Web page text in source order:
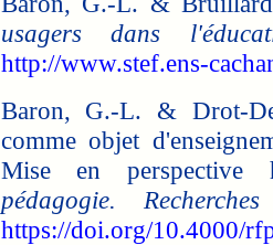
usagers dans
http://www.stef.ens-
Baron, G.-L. & Drot-
comme objet
Mise en perspective
pédagogie.
https://doi.org/10.4000/